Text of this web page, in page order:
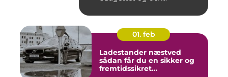
01. feb
Ladestander næstved
sådan får du en sikker og
fremtidssikret